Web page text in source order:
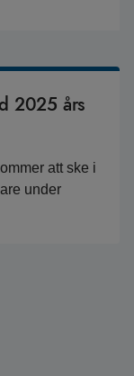
2025 års
att ske i
under